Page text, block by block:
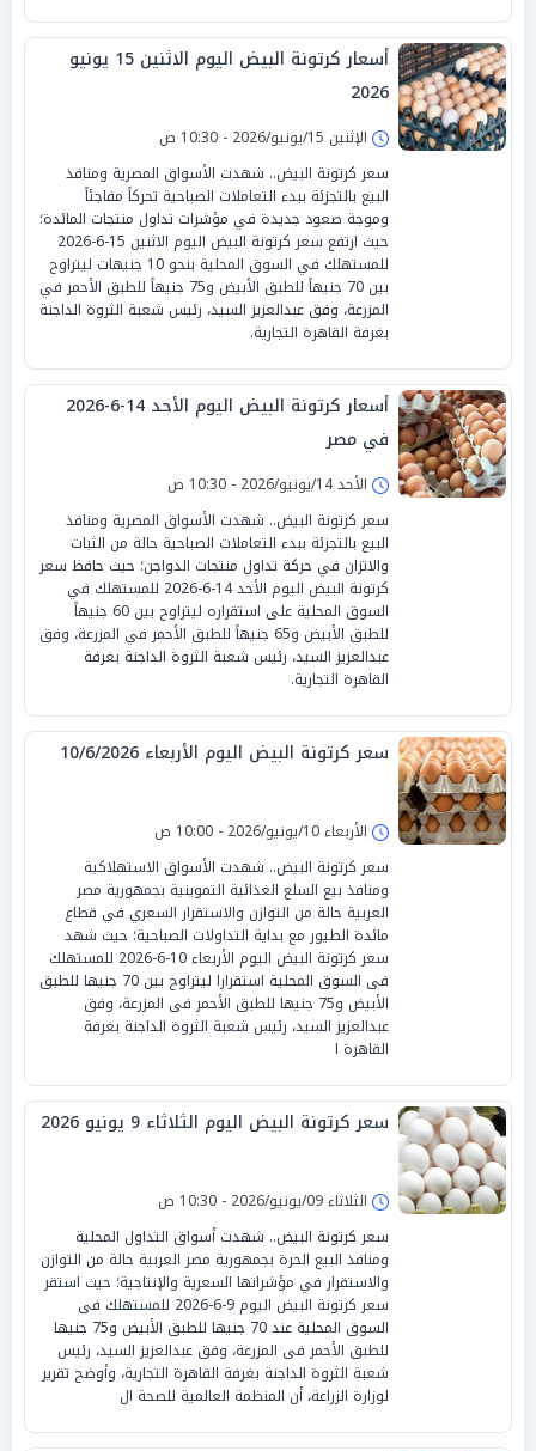
أسعار كرتونة البيض اليوم الاثنين 15 يونيو
2026
الإثنين 15/يونيو/2026 - 10:30 ص
سعر كرتونة البيض.. شهدت الأسواق المصرية ومنافذ
البيع بالتجزئة ببدء التعاملات الصباحية تحركاً مفاجئاً
وموجة صعود جديدة في مؤشرات تداول منتجات المائدة؛
حيث ارتفع سعر كرتونة البيض اليوم الاثنين 15-6-2026
للمستهلك في السوق المحلية بنحو 10 جنيهات ليتراوح
بين 70 جنيهاً للطبق الأبيض و75 جنيهاً للطبق الأحمر في
المزرعة، وفق عبدالعزيز السيد، رئيس شعبة الثروة الداجنة
بغرفة القاهرة التجارية.
أسعار كرتونة البيض اليوم الأحد 14-6-2026
في مصر
الأحد 14/يونيو/2026 - 10:30 ص
سعر كرتونة البيض.. شهدت الأسواق المصرية ومنافذ
البيع بالتجزئة ببدء التعاملات الصباحية حالة من الثبات
والاتزان في حركة تداول منتجات الدواجن؛ حيث حافظ سعر
كرتونة البيض اليوم الأحد 14-6-2026 للمستهلك في
السوق المحلية على استقراره ليتراوح بين 60 جنيهاً
للطبق الأبيض و65 جنيهاً للطبق الأحمر في المزرعة، وفق
عبدالعزيز السيد، رئيس شعبة الثروة الداجنة بغرفة
القاهرة التجارية.
سعر كرتونة البيض اليوم الأربعاء 10/6/2026
الأربعاء 10/يونيو/2026 - 10:00 ص
سعر كرتونة البيض.. شهدت الأسواق الاستهلاكية
ومنافذ بيع السلع الغذائية التموينية بجمهورية مصر
العربية حالة من التوازن والاستقرار السعري في قطاع
مائدة الطيور مع بداية التداولات الصباحية؛ حيث شهد
سعر كرتونة البيض اليوم الأربعاء 10-6-2026 للمستهلك
فى السوق المحلية استقرارا ليتراوح بين 70 جنيها للطبق
الأبيض و75 جنيها للطبق الأحمر فى المزرعة، وفق
عبدالعزيز السيد، رئيس شعبة الثروة الداجنة بغرفة
القاهرة ا
سعر كرتونة البيض اليوم الثلاثاء 9 يونيو 2026
الثلاثاء 09/يونيو/2026 - 10:30 ص
سعر كرتونة البيض.. شهدت أسواق التداول المحلية
ومنافذ البيع الحرة بجمهورية مصر العربية حالة من التوازن
والاستقرار في مؤشراتها السعرية والإنتاجية؛ حيث استقر
سعر كرتونة البيض اليوم 9-6-2026 للمستهلك فى
السوق المحلية عند 70 جنيها للطبق الأبيض و75 جنيها
للطبق الأحمر فى المزرعة، وفق عبدالعزيز السيد، رئيس
شعبة الثروة الداجنة بغرفة القاهرة التجارية، وأوضح تقرير
لوزارة الزراعة، أن المنظمة العالمية للصحة ال